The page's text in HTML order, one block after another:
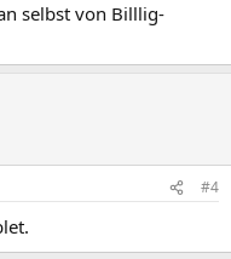
selbst von Billlig-
#4